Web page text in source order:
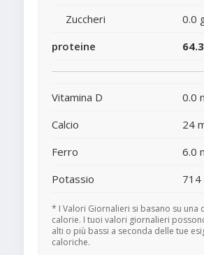
Zuccheri
0.0
proteine
Vitamina D 0.0
Calcio
24
Ferro
6.0
Potassio
714
* I Valori Giornalieri si basano su una
calorie. I tuoi valori giornalieri
alti o più bassi a seconda delle tue
caloriche.